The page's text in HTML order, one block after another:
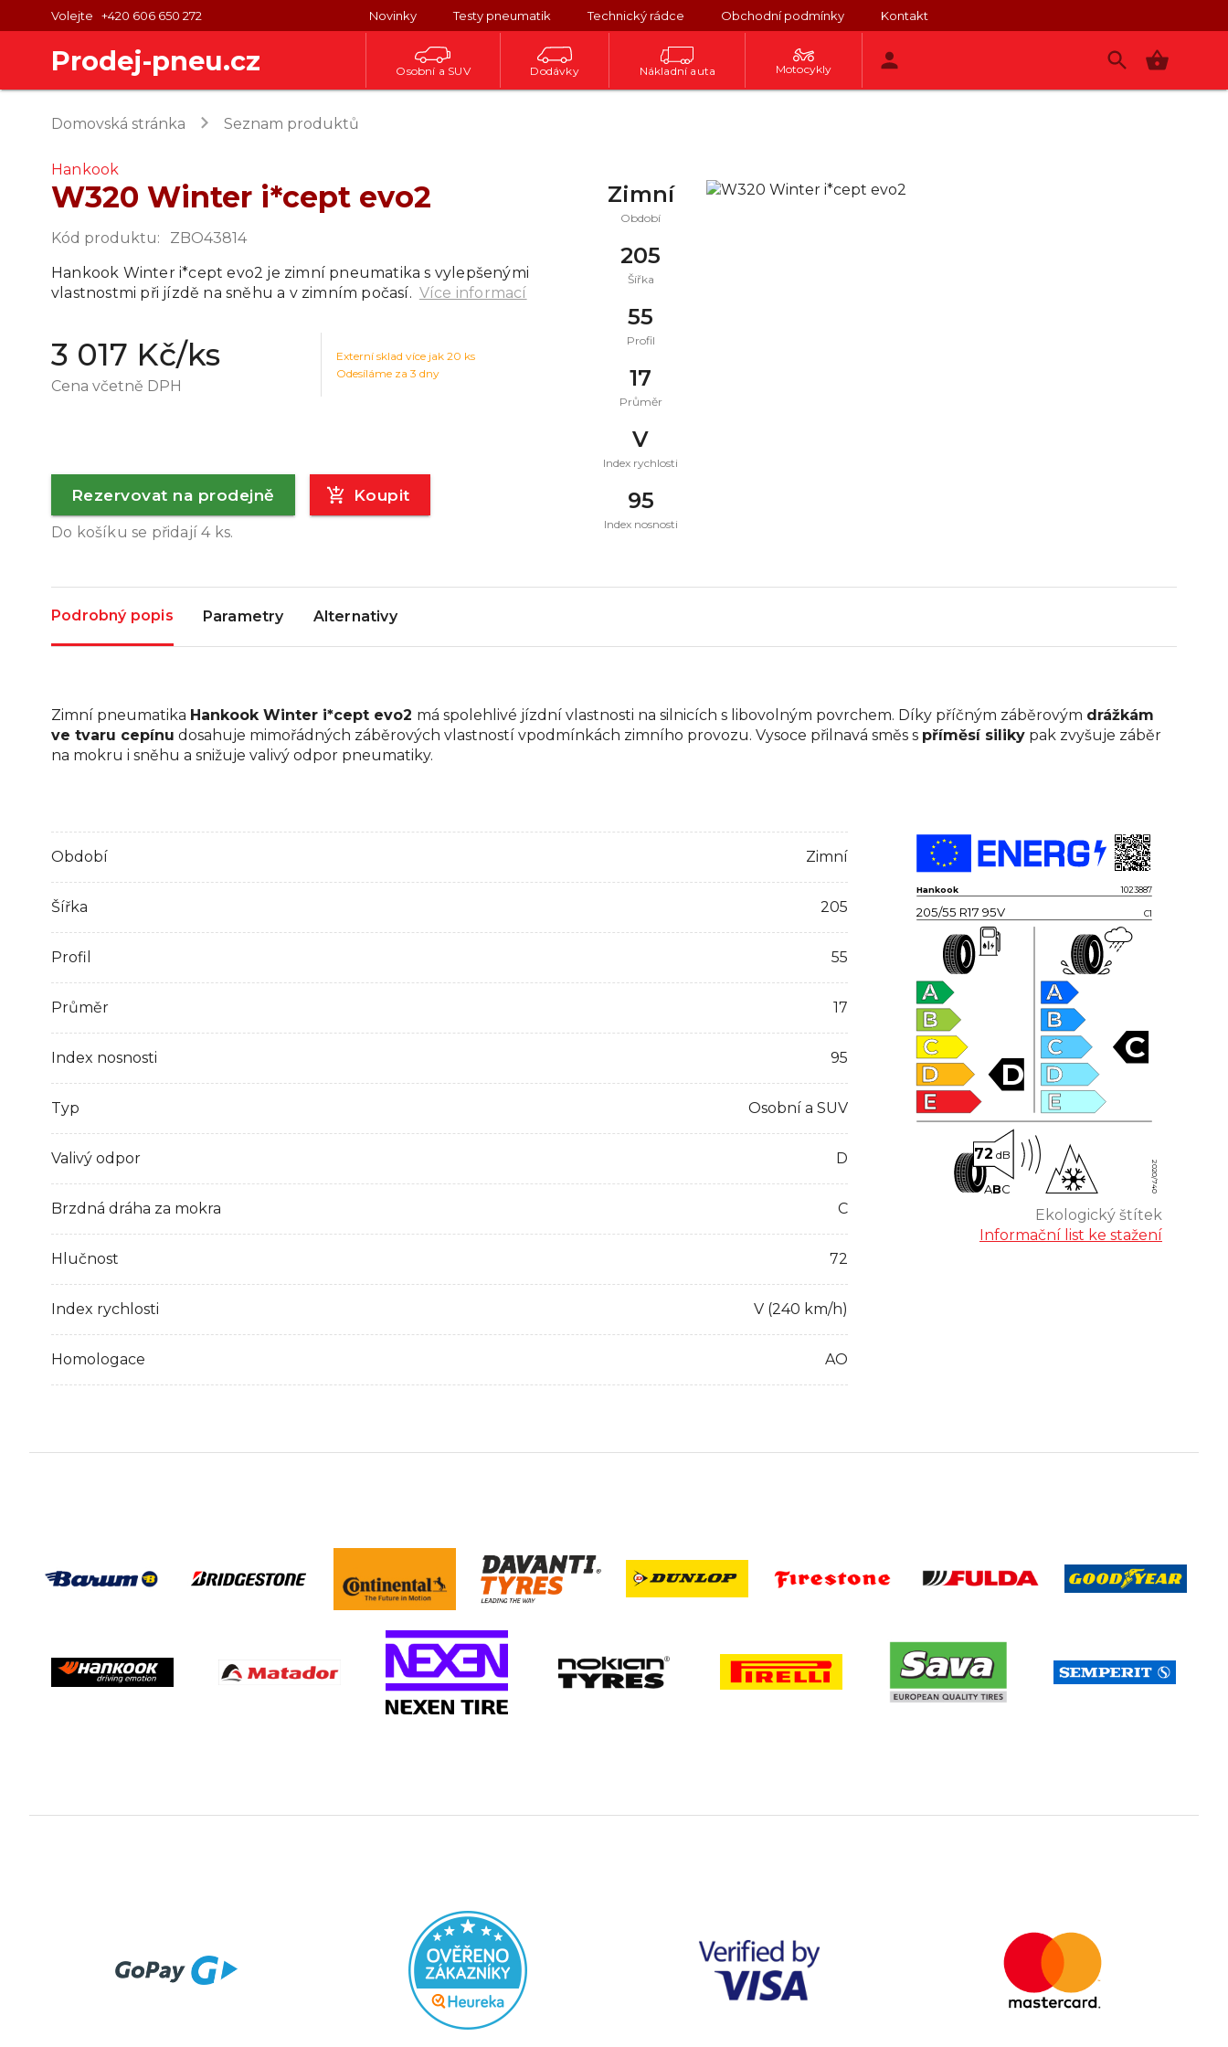
Volejte +420 606 650 272 Novinky Testy pneumatik Technický rádce Obchodní podmínky Kontakt
Prodej-pneu.cz Osobní a SUV Dodávky Nákladní auta Motocykly
Domovská stránka keyboard_arrow_right Seznam produktů
Hankook
W320 Winter i*cept evo2
Kód produktu:
ZBO43814
Hankook Winter i*cept evo2 je zimní pneumatika s vylepšenými
vlastnostmi při jízdě na sněhu a v zimním počasí. Více informací
3 017 Kč/ks
Cena včetně DPH
Externí sklad více jak 20 ks
Odesíláme za 3 dny
Rezervovat na prodejně Koupit
Do košíku se přidají4ks.
Zimní
Období
205
Šířka
55
Profil
17
Průměr
V
Index rychlosti
95
Index nosnosti
Podrobný popis Parametry Alternativy
Zimní pneumatika Hankook Winter i*cept evo2 má spolehlivé jízdní vlastnosti na silnicích s libovolným povrchem. Díky příčným záběrovým drážkám
ve tvaru cepínu dosahuje mimořádných záběrových vlastností vpodmínkách zimního provozu. Vysoce přilnavá směs s příměsí siliky pak zvyšuje záběr
na mokru i sněhu a snižuje valivý odpor pneumatiky.
Období Zimní
Šířka 205
Profil 55
Průměr 17
Index nosnosti 95
Typ Osobní a SUV
Valivý odpor D
Brzdná dráha za mokra C
Hlučnost 72
Index rychlosti V (240 km/h)
Homologace AO
Hankook 1023887
205/55 R17 95V C1
A
B
C
D
E
D
A
B
C
D
E
C
72 dB
ABC 2020/740
Ekologický štítek
Informační list ke stažení